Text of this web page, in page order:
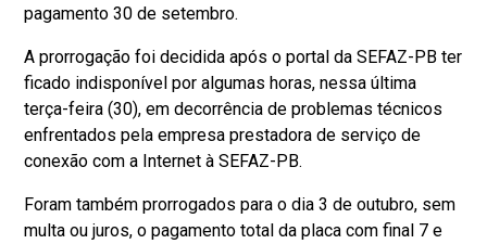
pagamento 30 de setembro.
A prorrogação foi decidida após o portal da SEFAZ-PB ter
ficado indisponível por algumas horas, nessa última
terça-feira (30), em decorrência de problemas técnicos
enfrentados pela empresa prestadora de serviço de
conexão com a Internet à SEFAZ-PB.
Foram também prorrogados para o dia 3 de outubro, sem
multa ou juros, o pagamento total da placa com final 7 e